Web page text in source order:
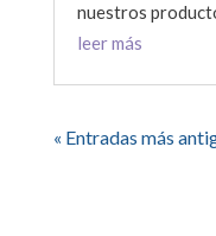
nuestros
leer más
« Entradas más